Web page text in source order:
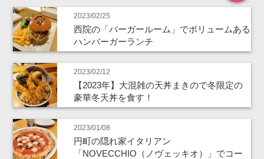
2023/02/25
西院の「バーガールーム」でボリュームある
ハンバーガーランチ
2023/02/12
【2023年】大混雑の天丼まきので冬限定の
豪華冬天丼を食す！
2023/01/08
円町の隠れ家イタリアン
「NOVECCHIO（ノヴェッキオ）」でコー